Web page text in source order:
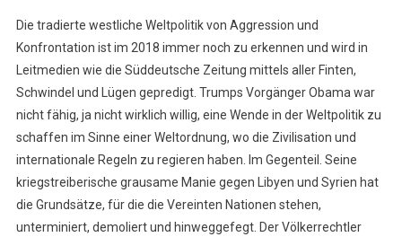
Die tradierte westliche Weltpolitik von Aggression und
Konfrontation ist im 2018 immer noch zu erkennen und wird in
Leitmedien wie die Süddeutsche Zeitung mittels aller Finten,
Schwindel und Lügen gepredigt. Trumps Vorgänger Obama war
nicht fähig, ja nicht wirklich willig, eine Wende in der Weltpolitik zu
schaffen im Sinne einer Weltordnung, wo die Zivilisation und
internationale Regeln zu regieren haben. Im Gegenteil. Seine
kriegstreiberische grausame Manie gegen Libyen und Syrien hat
die Grundsätze, für die die Vereinten Nationen stehen,
unterminiert, demoliert und hinweggefegt. Der Völkerrechtler